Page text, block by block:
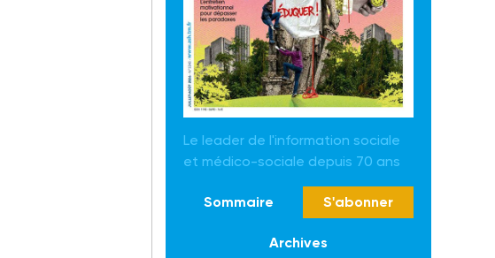
Le leader de l'information sociale
et médico-sociale depuis 70 ans
Sommaire S'abonner
Archives